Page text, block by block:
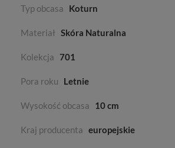
Typ obcasa Koturn
Materiał Skóra Naturalna
Kolekcja 701
Pora roku Letnie
Wysokość obcasa 10 cm
Kraj producenta europejskie